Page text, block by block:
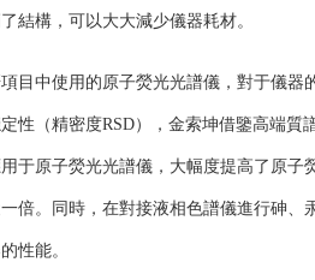
結構，可以大大減少儀器耗材。
目中使用的原子熒光光譜儀，對于儀
性（精密度RSD），金索坤借鑒高端
于原子熒光光譜儀，大幅度提高了原
倍。同時，在對接液相色譜儀進行砷
性能。